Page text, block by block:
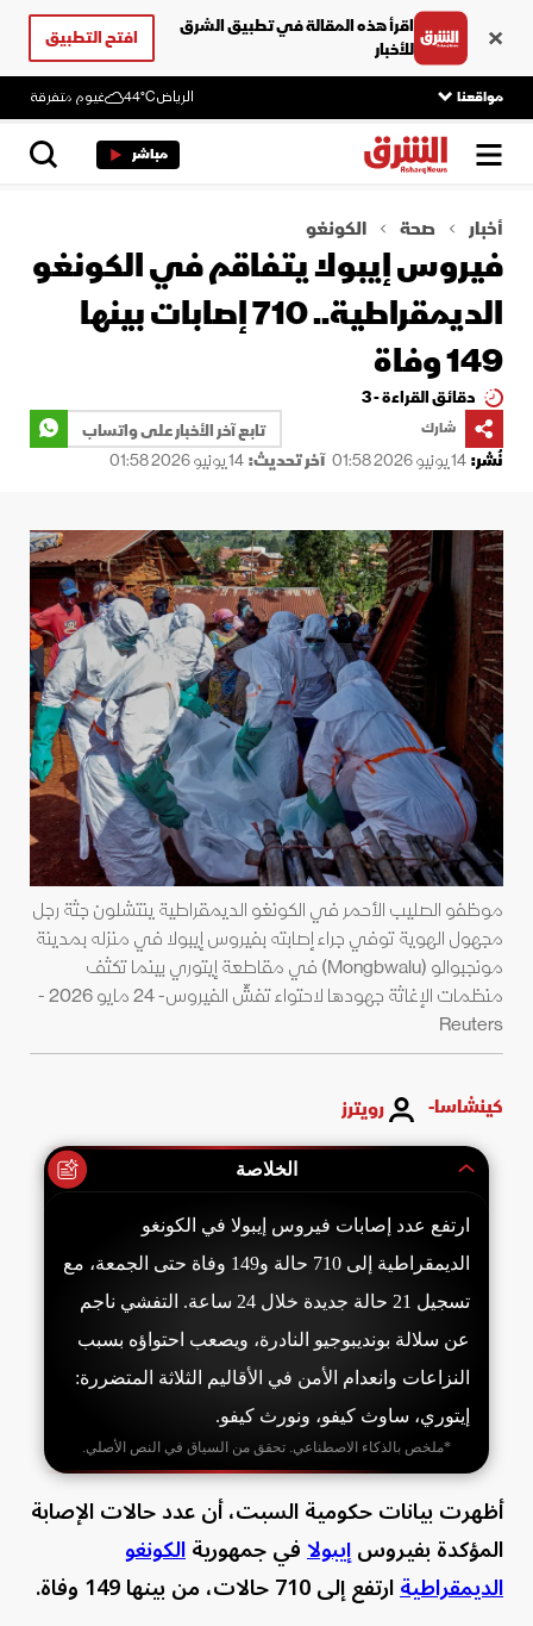
اقرأ هذه المقالة في تطبيق الشرق
للأخبار
افتح التطبيق
مواقعنا الرياض44°C غيوم متفرقة
مباشر
أخبار صحة الكونغو
فيروس إيبولا يتفاقم في الكونغو
الديمقراطية.. 710 إصابات بينها
149 وفاة
دقائق القراءة - 3
شارك
تابع آخر الأخبار على واتساب
نُشر:14 يونيو 2026 01:58 آخر تحديث:14 يونيو 2026 01:58
موظفو الصليب الأحمر في الكونغو الديمقراطية ينتشلون جثة رجل
مجهول الهوية توفي جراء إصابته بفيروس إيبولا في منزله بمدينة
مونجبوالو (Mongbwalu) في مقاطعة إيتوري بينما تكثف
منظمات الإغاثة جهودها لاحتواء تفشِّ الفيروس- 24 مايو 2026 -
Reuters
كينشاسا- رويترز
الخلاصة
ارتفع عدد إصابات فيروس إيبولا في الكونغو
الديمقراطية إلى 710 حالة و149 وفاة حتى الجمعة، مع
تسجيل 21 حالة جديدة خلال 24 ساعة. التفشي ناجم
عن سلالة بونديبوجيو النادرة، ويصعب احتواؤه بسبب
النزاعات وانعدام الأمن في الأقاليم الثلاثة المتضررة:
إيتوري، ساوث كيفو، ونورث كيفو.
*ملخص بالذكاء الاصطناعي. تحقق من السياق في النص الأصلي.
أظهرت بيانات حكومية السبت، أن عدد حالات الإصابة
المؤكدة بفيروسإيبولافي جمهوريةالكونغو
الديمقراطيةارتفع إلى 710 حالات، من بينها 149 وفاة.